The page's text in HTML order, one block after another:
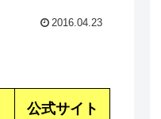
2016.04.23
公式サイト